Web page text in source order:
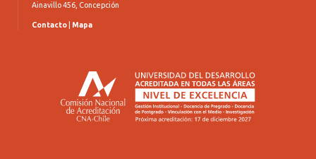
Ainavillo 456, Concepción
Contacto Mapa